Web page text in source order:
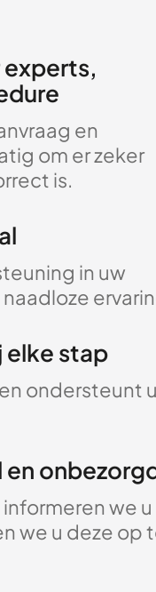
en
om er zeker
is.
in uw
elke stap
ondersteunt u
we u
we u deze op